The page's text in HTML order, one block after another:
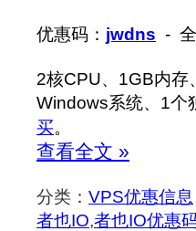
优惠码： jwdns - 全
2核CPU、1GB内存
Windows系统、1个
买。
查看全文 »
分类： VPS优惠信息
者也IO,者也IO优惠